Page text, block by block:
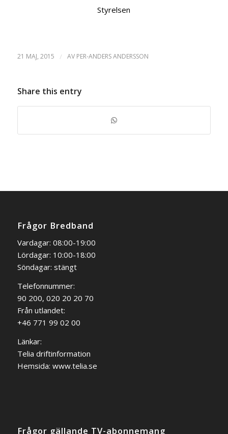
Styrelsen
21 MAJ, 2015 / AV PER-ANDERS ANDERSSON
Share this entry
Frågor Bredband
Vardagar: 08:00-19:00
Lördagar: 10:00-18:00
Söndagar: stängt
Telefonnummer:
90 200, 020 20 20 70
Från utlandet:
+46 771 99 02 00
Länkar:
Telia driftinformation
Hemsida: www.telia.se
Frågor gällande TV-abonnemang